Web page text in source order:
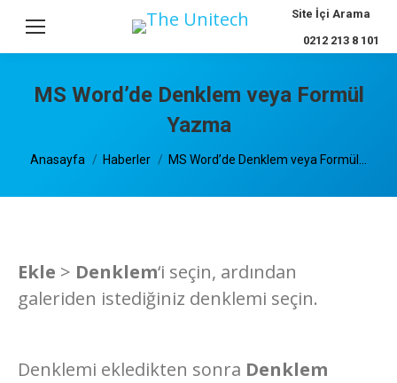
Search:
Site İçi Arama
0212 213 8 101
MS Word’de Denklem veya Formül
Yazma
You are here:
Anasayfa Haberler MS Word’de Denklem veya Formül…
Ekle > Denklem‘i seçin, ardından
galeriden istediğiniz denklemi seçin.
Denklemi ekledikten sonra Denklem